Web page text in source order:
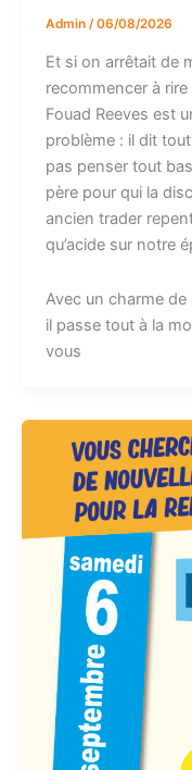
Admin /06/08/2026
Et si on arrêtait de
recommencer à rire
Fouad Reeves est
problème : il dit
pas penser tout
père pour qui la
ancien trader
qu’acide sur notre
Avec un charme
il passe tout à la
vous